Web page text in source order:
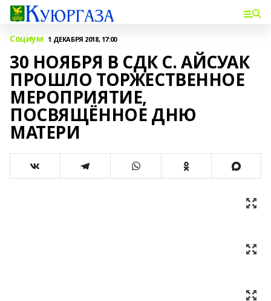
Социум 1 ДЕКАБРЯ 2018, 17:00
30 НОЯБРЯ В СДК С. АЙСУАК
ПРОШЛО ТОРЖЕСТВЕННОЕ
МЕРОПРИЯТИЕ,
ПОСВЯЩЁННОЕ ДНЮ
МАТЕРИ